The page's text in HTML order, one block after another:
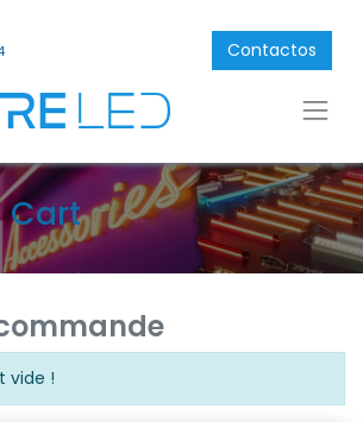
Contactos
Cart
vide !